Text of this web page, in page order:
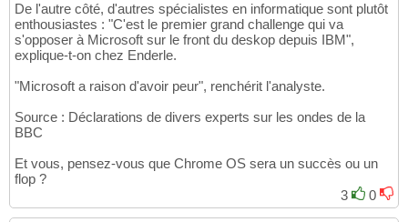
De l'autre côté, d'autres spécialistes en informatique sont plutôt
enthousiastes : "C'est le premier grand challenge qui va
s'opposer à Microsoft sur le front du deskop depuis IBM",
explique-t-on chez Enderle.
"Microsoft a raison d'avoir peur", renchérit l'analyste.
Source : Déclarations de divers experts sur les ondes de la
BBC
Et vous, pensez-vous que Chrome OS sera un succès ou un
flop ?
3
0